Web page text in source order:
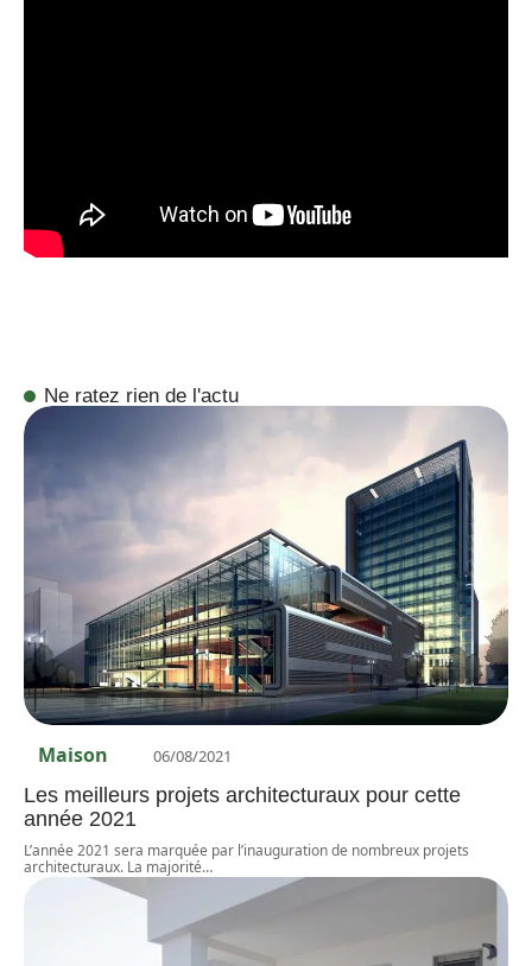
Ne ratez rien de l'actu
Maison 06/08/2021
Les meilleurs projets architecturaux pour cette
année 2021
L’année 2021 sera marquée par l’inauguration de nombreux projets
architecturaux. La majorité…